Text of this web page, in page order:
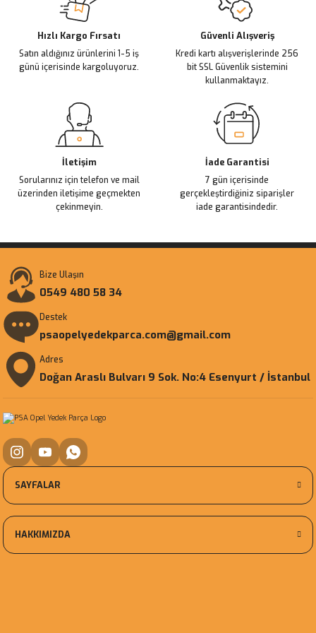
Ürün bilgilerinde hatalar bulunuyor.
Ürün fiyatı diğer sitelerden daha pahalı.
Bu ürüne benzer farklı alternatifler olmalı.
Hızlı Kargo Fırsatı
Satın aldığınız ürünlerini 1-5 iş
günü içerisinde kargoluyoruz.
Güvenli Alışveriş
Kredi kartı alışverişlerinde 256
bit SSL Güvenlik sistemini
kullanmaktayız.
İletişim
Sorularınız için telefon ve mail
üzerinden iletişime geçmekten
çekinmeyin.
İade Garantisi
7 gün içerisinde
gerçekleştirdiğiniz siparişler
iade garantisindedir.
Bize Ulaşın
0549 480 58 34
Destek
psaopelyedekparca.com@gmail.com
Adres
Doğan Araslı Bulvarı 9 Sok. No:4 Esenyurt / İstanbul
SAYFALAR
HAKKIMIZDA